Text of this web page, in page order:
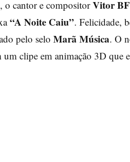
o cantor e compositorVitor BF
“A Noite Caiu”. Felicidade,
pelo selo Marã Música. O
clipe em animação 3D que